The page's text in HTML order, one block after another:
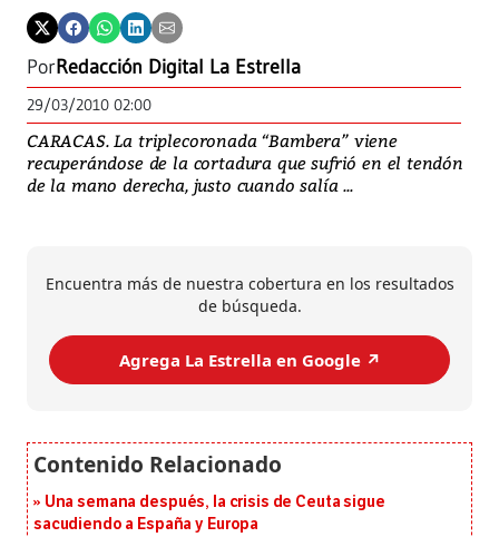
PorRedacción Digital La Estrella
29/03/2010 02:00
CARACAS. La triplecoronada “Bambera” viene
recuperándose de la cortadura que sufrió en el tendón
de la mano derecha, justo cuando salía ...
Encuentra más de nuestra cobertura en los resultados
de búsqueda.
Agrega La Estrella en Google ↗️
Una semana después, la crisis de Ceuta sigue
sacudiendo a España y Europa